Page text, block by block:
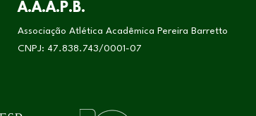
A.A.A.P.B.
Associação Atlética Acadêmica Pereira Barretto
CNPJ: 47.838.743/0001-07